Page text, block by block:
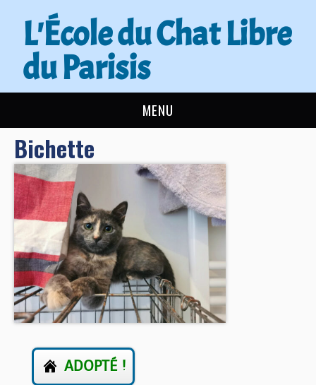
L'École du Chat Libre
du Parisis
MENU
L’ÉCOLE DU CHAT
ACTUALITÉS
ADOPTER
NOUS AIDER
CONTACT
BOUTIQUE
FORUM
Bichette
ADOPTÉ !